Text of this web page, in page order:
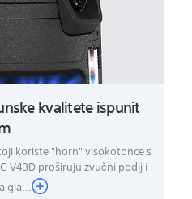
kvalitete ispunit
koriste "horn" visokotonce s
V43D proširuju zvučni podij i
gla...